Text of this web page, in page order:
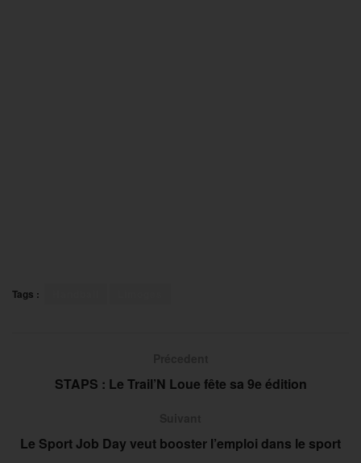
Tags :
STAPS : Le Trail’N Loue fête sa 9e édition
Le Sport Job Day veut booster l’emploi dans le sport